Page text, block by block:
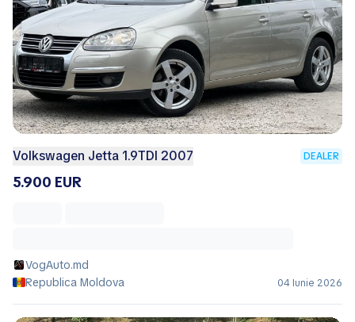
Volkswagen Jetta 1.9TDI 2007 DEALER
5.900 EUR
VogAuto.md
Republica Moldova
04 Iunie 2026